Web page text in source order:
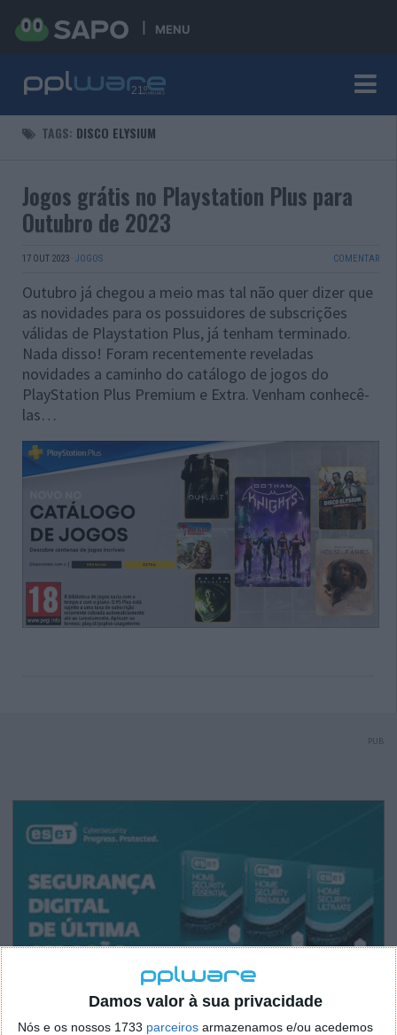
Damos valor à sua privacidade
Nós e os nossos 1733 parceiros armazenamos e/ou acedemos
MENU
TAGS: DISCO ELYSIUM
Jogos grátis no Playstation Plus para
Outubro de 2023
17 OUT 2023 · JOGOS COMENTAR
Outubro já chegou a meio mas tal não quer dizer que
as novidades para os possuidores de subscrições
válidas de Playstation Plus, já tenham terminado.
Nada disso! Foram recentemente reveladas
novidades a caminho do catálogo de jogos do
PlayStation Plus Premium e Extra. Venham conhecê-
las…
PUB